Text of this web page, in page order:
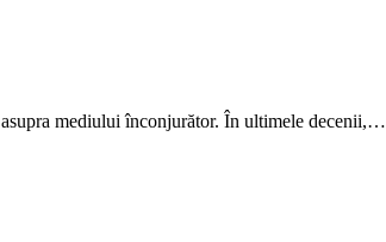
mediului înconjurător. În ultimele decenii,…